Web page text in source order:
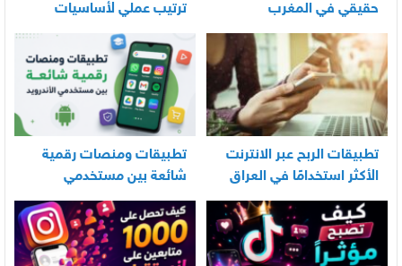
حقيقي في المغرب
ترتيب عملي لأساسيات
العناية اليومية بالرضيع
تطبيقات الربح عبر الانترنت
الأكثر استخدامًا في العراق
تطبيقات ومنصات رقمية
شائعة بين مستخدمي
الأندرويد